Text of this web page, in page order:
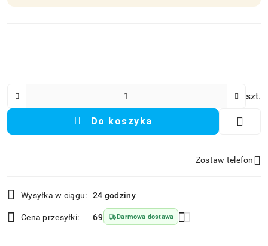
szt.
Do koszyka
Zostaw telefon
Wyślij
i
dostawa
Wysyłka w ciągu: 24 godziny
Cena przesyłki: 69 Darmowa dostawa